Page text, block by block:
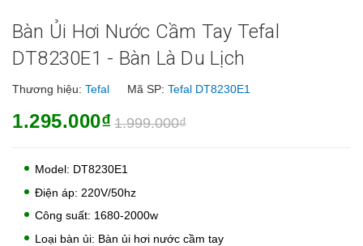
Bàn Ủi Hơi Nước Cầm Tay Tefal
DT8230E1 - Bàn Là Du Lịch
Thương hiệu: Tefal Mã SP: Tefal DT8230E1
1.295.000₫ 1.999.000₫
Model: DT8230E1
Điện áp: 220V/50hz
Công suất: 1680-2000w
Loại bàn ủi: Bàn ủi hơi nước cầm tay